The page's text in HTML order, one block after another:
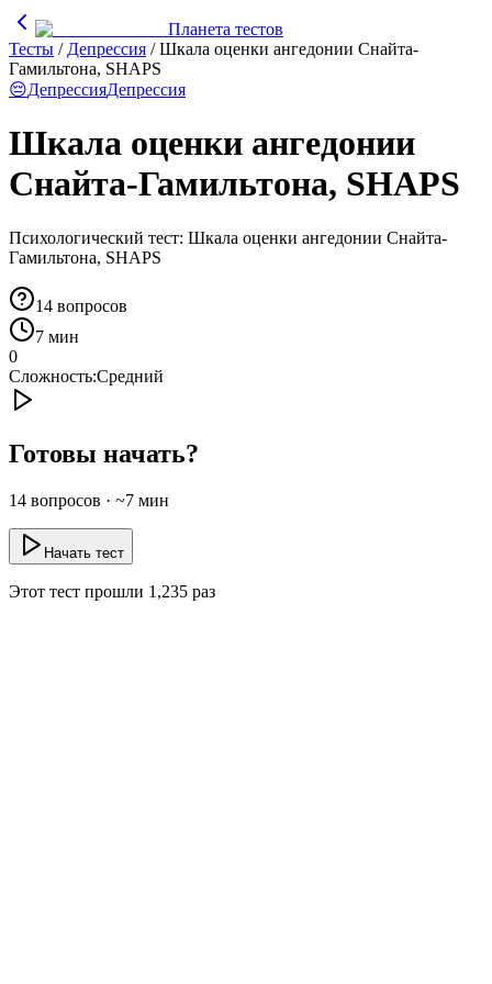
Планета тестов
Тесты / Депрессия /Шкала оценки ангедонии Снайта-
Гамильтона, SHAPS
😔ДепрессияДепрессия
Шкала оценки ангедонии
Снайта-Гамильтона, SHAPS
Психологический тест: Шкала оценки ангедонии Снайта-
Гамильтона, SHAPS
14 вопросов
7 мин
0
Сложность:Средний
Готовы начать?
14 вопросов · ~7 мин
Начать тест
Этот тест прошли 1,235 раз